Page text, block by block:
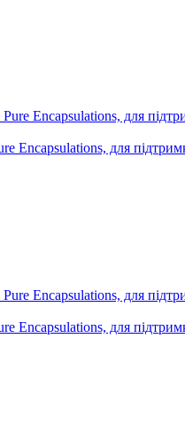
Encapsulations, для
Encapsulations, для